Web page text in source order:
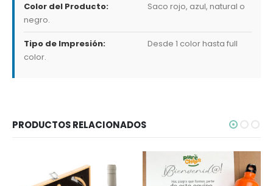
Color del Producto:
Saco rojo, azul, natural o
negro.
Tipo de Impresión:
Desde 1 color hasta full
color.
PRODUCTOS RELACIONADOS